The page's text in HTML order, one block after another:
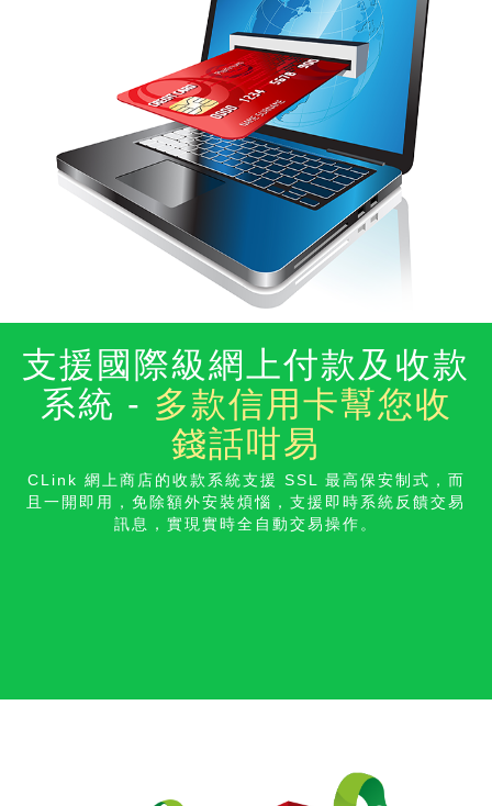
支援國際級網上付款及收款
系統 - 多款信用卡幫您收
錢話咁易
CLink 網上商店的收款系統支援 SSL 最高保安制式，而
且一開即用，免除額外安裝煩惱，支援即時系統反饋交易
訊息，實現實時全自動交易操作。